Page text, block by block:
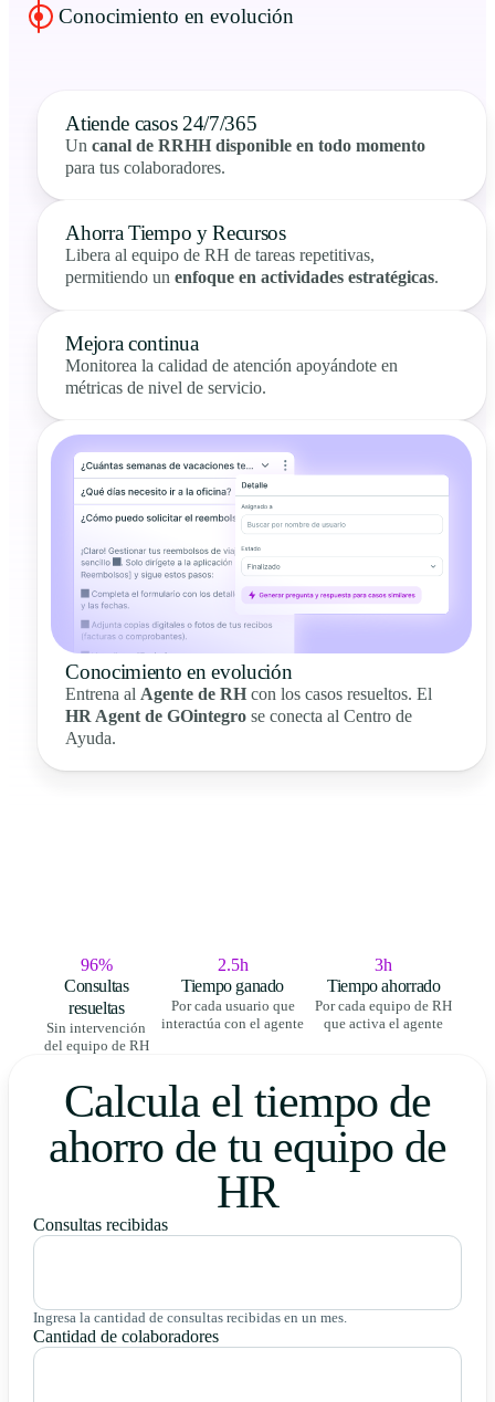
Conocimiento en evolución
Atiende casos 24/7/365
Uncanal de RRHH disponible en todo momento
para tus colaboradores.
Ahorra Tiempo y Recursos
Libera al equipo de RH de tareas repetitivas,
permitiendo unenfoque en actividades estratégicas.
Mejora continua
Monitorea la calidad de atención apoyándote en
métricas de nivel de servicio.
Conocimiento en evolución
Entrena al Agente de RH con los casos resueltos. El
HR Agent de GOintegro se conecta al Centro de
Ayuda.
96%
Consultas
resueltas
Sin intervención
del equipo de RH
2.5h
Tiempo ganado
Por cada usuario que
interactúa con el agente
3h
Tiempo ahorrado
Por cada equipo de RH
que activa el agente
Calcula el tiempo de
ahorro de tu equipo de
HR
Consultas recibidas
Ingresa la cantidad de consultas recibidas en un mes.
Cantidad de colaboradores